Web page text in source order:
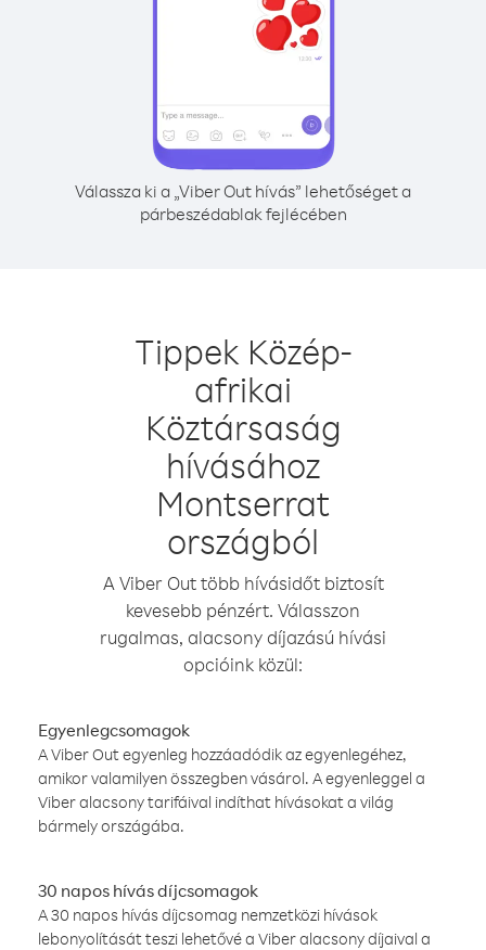
Válassza ki a „Viber Out hívás” lehetőséget a
párbeszédablak fejlécében
Tippek Közép-
afrikai
Köztársaság
hívásához
Montserrat
országból
A Viber Out több hívásidőt biztosít
kevesebb pénzért. Válasszon
rugalmas, alacsony díjazású hívási
opcióink közül:
Egyenlegcsomagok
A Viber Out egyenleg hozzáadódik az egyenlegéhez,
amikor valamilyen összegben vásárol. A egyenleggel a
Viber alacsony tarifáival indíthat hívásokat a világ
bármely országába.
30 napos hívás díjcsomagok
A 30 napos hívás díjcsomag nemzetközi hívások
lebonyolítását teszi lehetővé a Viber alacsony díjaival a